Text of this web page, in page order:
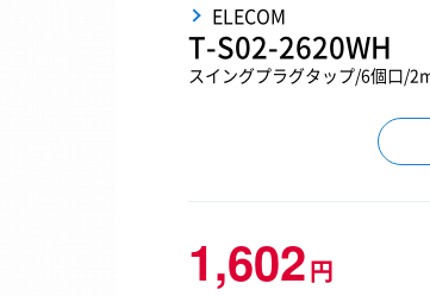
ELECOM
T-S02-2620WH
スイングプラグタップ/6個口/
1,602円